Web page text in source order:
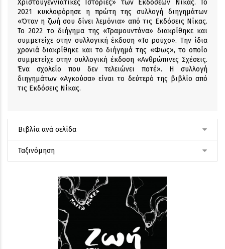
Χριστουγεννιάτικες Ιστορίες» των Εκδόσεων Νίκας. Το
2021 κυκλοφόρησε η πρώτη της συλλογή διηγημάτων
«Όταν η ζωή σου δίνει λεμόνια» από τις Εκδόσεις Νίκας.
Το 2022 το διήγημα της «Τραμουντάνα» διακρίθηκε και
συμμετείχε στην συλλογική έκδοση «Το ρούχο». Την ίδια
χρονιά διακρίθηκε και το διήγημά της «Φως», το οποίο
συμμετείχε στην συλλογική έκδοση «Ανθρώπινες Σχέσεις.
Ένα σχολείο που δεν τελειώνει ποτέ». Η συλλογή
διηγημάτων «Αγκούσα» είναι το δεύτερό της βιβλίο από
τις Εκδόσεις Νίκας.